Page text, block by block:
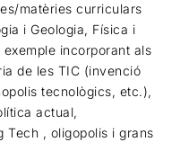
matèries curriculars
i Geologia, Física i
incorporant als
de les TIC (invenció
tecnològics, etc.),
actual,
Tech , oligopolis i grans